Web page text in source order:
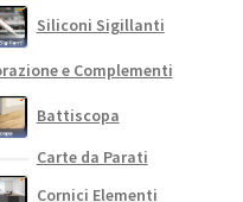
Siliconi Sigillanti
e Complementi
Battiscopa
Carte da Parati
Cornici Elementi